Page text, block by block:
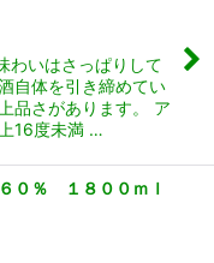
いはさっぱりして
自体を引き締めてい
品さがあります。 ア
16度未満 …
０％ １８００ｍｌ